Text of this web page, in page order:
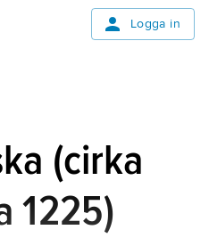
Logga in
(cirka
1225)